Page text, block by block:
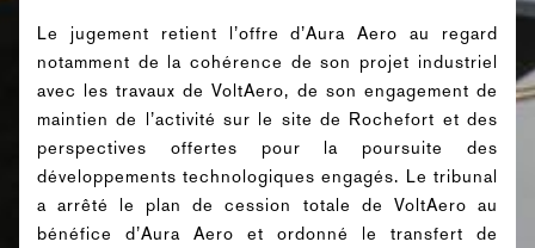
Le jugement retient l’offre d’Aura Aero au regard
notamment de la cohérence de son projet industriel
avec les travaux de VoltAero, de son engagement de
maintien de l’activité sur le site de Rochefort et des
perspectives offertes pour la poursuite des
développements technologiques engagés. Le tribunal
a arrêté le plan de cession totale de VoltAero au
bénéfice d’Aura Aero et ordonné le transfert de